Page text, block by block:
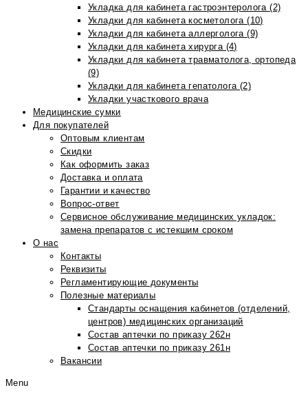
Укладка для кабинета гастроэнтеролога (2)
Укладки для кабинета косметолога (10)
Укладки для кабинета аллерголога (9)
Укладки для кабинета хирурга (4)
Укладки для кабинета травматолога, ортопеда
(9)
Укладки для кабинета гепатолога (2)
Укладки участкового врача
Медицинские сумки
Для покупателей
Оптовым клиентам
Скидки
Как оформить заказ
Доставка и оплата
Гарантии и качество
Вопрос-ответ
Сервисное обслуживание медицинских укладок:
замена препаратов с истекшим сроком
О нас
Контакты
Реквизиты
Регламентирующие документы
Полезные материалы
Стандарты оснащения кабинетов (отделений,
центров) медицинских организаций
Состав аптечки по приказу 262н
Состав аптечки по приказу 261н
Вакансии
Menu